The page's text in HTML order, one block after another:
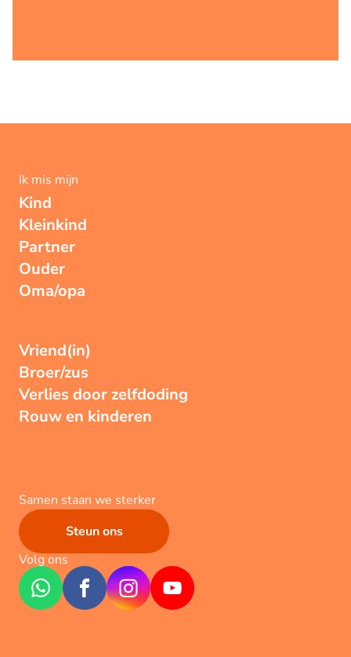
Ik mis mijn
Kind
Kleinkind
Partner
Ouder
Oma/opa
Vriend(in)
Broer/zus
Verlies door zelfdoding
Rouw en kinderen
Samen staan we sterker
Steun ons
Volg ons